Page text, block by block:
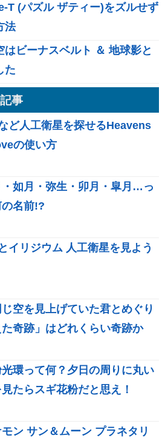
T (パズル ザティー)をズルせず
法
はビーナスベルト ＆ 地球影と
た
事
ど人工衛星を探せるHeavens
の使い方
如月・弥生・卯月・皐月…っ
名前!?
イリジウム 人工衛星を見よう
じ空を見上げていた君とめぐり
奇跡」はどれくらい奇跡か
環って何？夕日の周りに丸い
たらスギ花粉だと思え！
ン サン＆ムーン プラネタリ